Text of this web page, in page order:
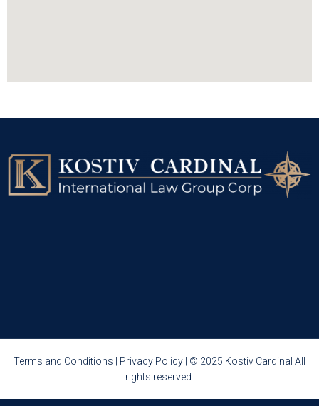
Terms and Conditions Privacy Policy
| © 2025 Kostiv Cardinal All
rights reserved.